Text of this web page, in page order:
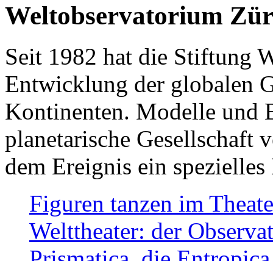
Weltobservatorium
Seit 1982 hat die Stiftung
Entwicklung der globalen
Kontinenten. Modelle und
planetarische Gesellschaft
dem Ereignis ein
Figuren tanzen im
Welttheater: der